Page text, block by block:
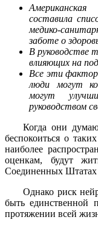
Американская
составила
медико-
заботе о
В руководстве
влияющих на
Все эти
люди могут
могут
руководством
Когда они
беспокоиться о
наиболее
оценкам, будут
Соединенных Штатах
Однако риск
быть единственной
протяжении всей